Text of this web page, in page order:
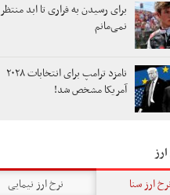
برای رسیدن به فراری تا ابد منتظر
نمی‌مانم
نامزد ترامپ برای انتخابات ۲۰۲۸
آمریکا مشخص شد!
نرخ ارز سنا
نرخ ارز نیمایی